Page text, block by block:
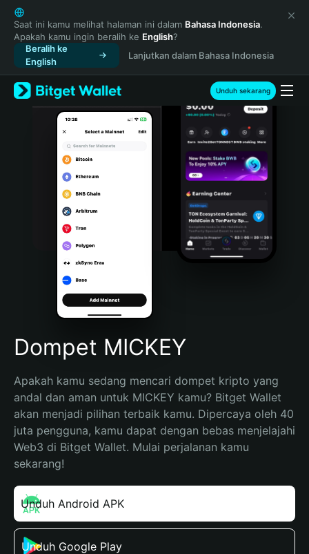
English
日本語
Tiếng Việt
Русский
Español (Latinoamérica)
Türkçe
Italiano
Português (Portugal)
Bahasa Indonesia
Português (Brasil)
Español (Argentina)
Saat ini kamu melihat halaman ini dalam Bahasa Indonesia.
Apakah kamu ingin beralih ke English?
Beralih ke
English
Lanjutkan dalam Bahasa Indonesia
Unduh sekarang
Dompet MICKEY
Apakah kamu sedang mencari dompet kripto yang
andal dan aman untuk MICKEY kamu? Bitget Wallet
akan menjadi pilihan terbaik kamu. Dipercaya oleh 40
juta pengguna, kamu dapat dengan bebas menjelajahi
Web3 di Bitget Wallet. Mulai perjalanan kamu
sekarang!
Unduh Android APK
Unduh Google Play